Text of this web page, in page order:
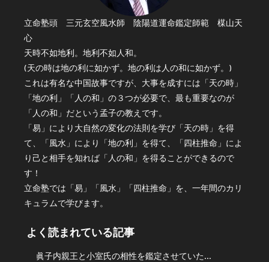
立命塾頭 三元玄空風水師 陰陽道運命鑑定師範 楳山天
心
天時不如地利。地利不如人和。
(天の時は地の利に如かず。地の利は人の和に如かず。)
これは有名な中国故事ですが、大事を成すには「天の時」
「地の利」「人の和」の３つが必要で、最も重要なのが
「人の和」だという孟子の教えです。
「易」により大自然の変化の法則を学び「天の時」を得
て、「風水」により「地の利」を得て、「四柱推命」によ
り己と相手を知れば「人の和」を得ることができるので
す！
立命塾では「易」「風水」「四柱推命」を、一年間のカリ
キュラムで学びます。
よく読まれている記事
眞子内親王と小室氏の相性を鑑定させていた...